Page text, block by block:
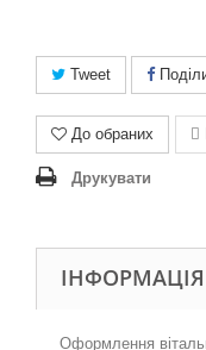
Tweet
До обраних
Друкувати
ІНФОРМАЦІЯ
Оформлення